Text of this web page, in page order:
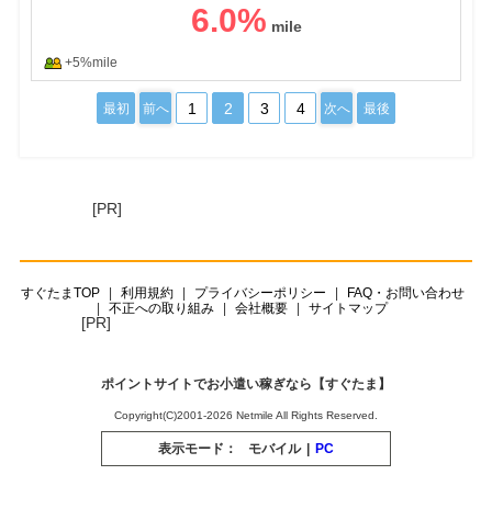
6.0%
+5%mile
最初 前へ 1 2 3 4 次へ 最後
[PR]
すぐたまTOP 利用規約 プライバシーポリシー
FAQ・お問い合わせ
不正への取り組み
会社概要 サイトマップ
[PR]
ポイントサイトでお小遣い稼ぎなら【すぐたま】
Copyright(C)2001-2026 Netmile All Rights Reserved.
表示モード： モバイル PC